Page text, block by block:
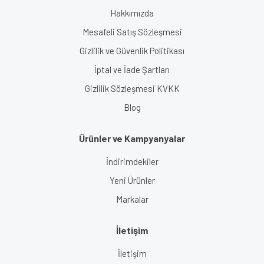
Hakkımızda
Mesafeli Satış Sözleşmesi
Gizlilik ve Güvenlik Politikası
İptal ve İade Şartları
Gizlilik Sözleşmesi KVKK
Blog
Ürünler ve Kampyanyalar
İndirimdekiler
Yeni Ürünler
Markalar
İletişim
İletişim